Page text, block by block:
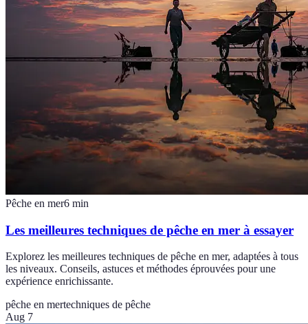
Pêche en mer6 min
Les meilleures techniques de pêche en mer à essayer
Explorez les meilleures techniques de pêche en mer, adaptées à tous
les niveaux. Conseils, astuces et méthodes éprouvées pour une
expérience enrichissante.
pêche en mertechniques de pêche
Aug 7